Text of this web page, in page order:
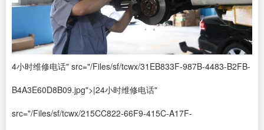
4小时维修电话" src="/Files/sf/tcwx/31EB833F-987B-4483-B2FB-
B4A3E60D8B09.jpg">|24小时维修电话"
src="/Files/sf/tcwx/215CC822-66F9-415C-A17F-